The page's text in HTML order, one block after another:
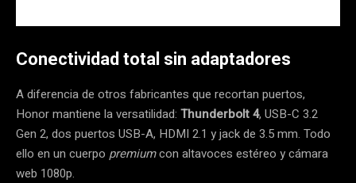
Conectividad total sin adaptadores
A diferencia de otros fabricantes que recortan puertos,
Honor mantiene la versatilidad: Thunderbolt 4, USB-C 3.2
Gen 2, dos puertos USB-A, HDMI 2.1 y jack de 3.5 mm. Todo
ello en un cuerpo premiumcon altavoces estéreo y cámara
web 1080p.